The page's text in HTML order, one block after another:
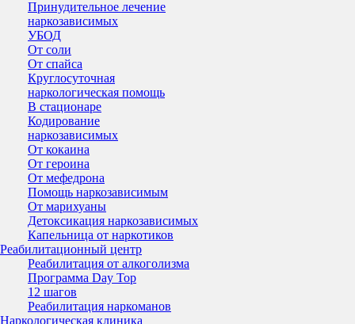
Принудительное лечение
наркозависимых
УБОД
От соли
От спайса
Круглосуточная
наркологическая помощь
В стационаре
Кодирование
наркозависимых
От кокаина
От героина
От мефедрона
Помощь наркозависимым
От марихуаны
Детоксикация наркозависимых
Капельница от наркотиков
Реабилитационный центр
Реабилитация от алкоголизма
Программа Day Top
12 шагов
Реабилитация наркоманов
Наркологическая клиника